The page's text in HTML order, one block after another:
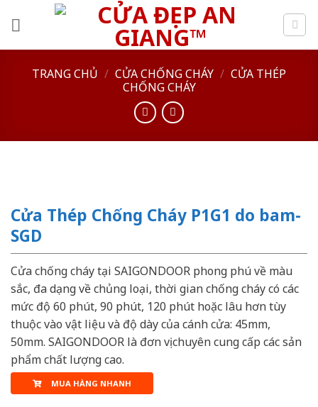
TRANG CHỦ / CỬA CHỐNG CHÁY / CỬA THÉP
CHỐNG CHÁY
Cửa Thép Chống Cháy P1G1 do bam-
SGD
Cửa chống cháy tại SAIGONDOOR phong phú về màu
sắc, đa dạng về chủng loại, thời gian chống cháy có các
mức độ 60 phút, 90 phút, 120 phút hoặc lâu hơn tùy
thuộc vào vật liệu và độ dày của cánh cửa: 45mm,
50mm. SAIGONDOOR là đơn vị chuyên cung cấp các sản
phẩm chất lượng cao.
MUA HÀNG NHANH